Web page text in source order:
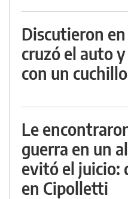
Discutieron
cruzó el auto
con un
Le
guerra en un
evitó el juicio:
en Cipolletti